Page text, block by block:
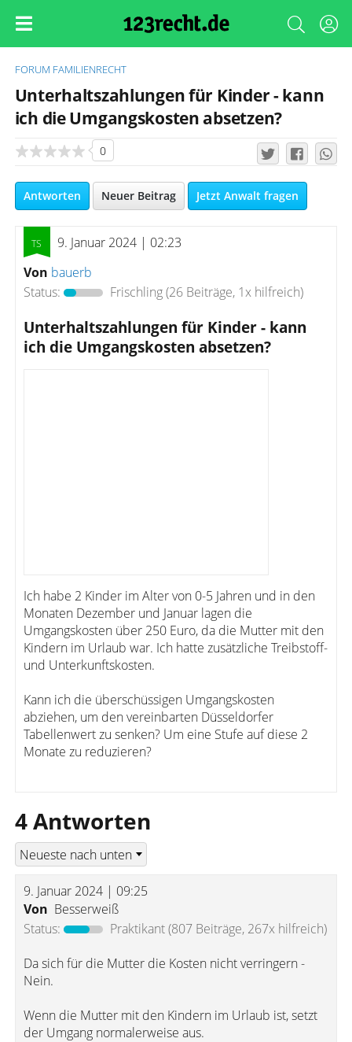
FORUM FAMILIENRECHT
Unterhaltszahlungen für Kinder - kann
ich die Umgangskosten absetzen?
0
Antworten Neuer Beitrag Jetzt Anwalt fragen
9. Januar 2024 | 02:23
Von bauerb
Status:
Frischling(26 Beiträge, 1x hilfreich)
Unterhaltszahlungen für Kinder - kann
ich die Umgangskosten absetzen?
Ich habe 2 Kinder im Alter von 0-5 Jahren und in den
Monaten Dezember und Januar lagen die
Umgangskosten über 250 Euro, da die Mutter mit den
Kindern im Urlaub war. Ich hatte zusätzliche Treibstoff-
und Unterkunftskosten.
Kann ich die überschüssigen Umgangskosten
abziehen, um den vereinbarten Düsseldorfer
Tabellenwert zu senken? Um eine Stufe auf diese 2
Monate zu reduzieren?
4 Antworten
9. Januar 2024 | 09:25
Von Besserweiß
Status:
Praktikant(807 Beiträge, 267x hilfreich)
Da sich für die Mutter die Kosten nicht verringern -
Nein.
Wenn die Mutter mit den Kindern im Urlaub ist, setzt
der Umgang normalerweise aus.